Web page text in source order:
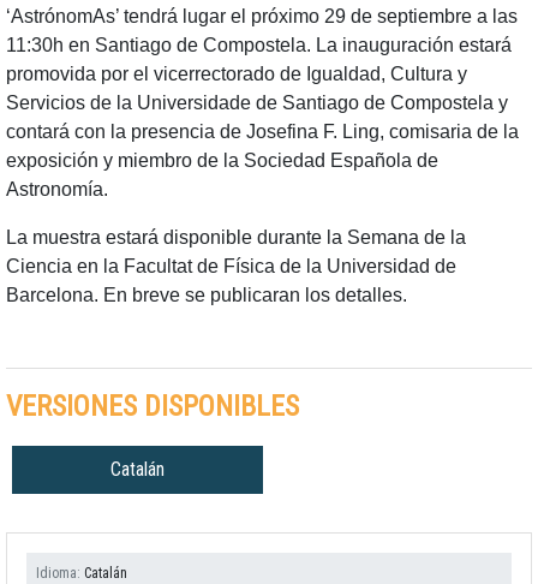
‘AstrónomAs’ tendrá lugar el próximo 29 de septiembre a las
11:30h en Santiago de Compostela. La inauguración estará
promovida por el vicerrectorado de Igualdad, Cultura y
Servicios de la Universidade de Santiago de Compostela y
contará con la presencia de Josefina F. Ling, comisaria de la
exposición y miembro de la Sociedad Española de
Astronomía.
La muestra estará disponible durante la Semana de la
Ciencia en la Facultat de Física de la Universidad de
Barcelona. En breve se publicaran los detalles.
VERSIONES DISPONIBLES
Catalán
Idioma Catalán